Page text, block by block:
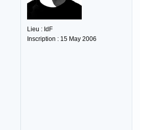
Lieu : IdF
Inscription : 15 May 2006